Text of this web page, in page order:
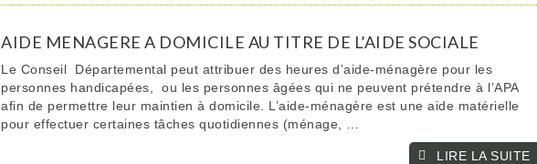
AIDE MENAGERE A DOMICILE AU TITRE DE L’AIDE SOCIALE
Le Conseil Départemental peut attribuer des heures d’aide-ménagère pour les
personnes handicapées, ou les personnes âgées qui ne peuvent prétendre à l’APA
afin de permettre leur maintien à domicile. L’aide-ménagère est une aide matérielle
pour effectuer certaines tâches quotidiennes (ménage, …
LIRE LA SUITE­­